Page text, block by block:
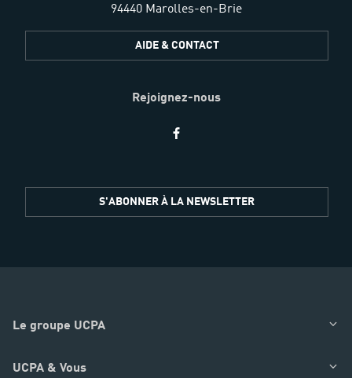
94440 Marolles-en-Brie
AIDE & CONTACT
Rejoignez-nous
informés
S'ABONNER À LA NEWSLETTER
Le groupe UCPA
UCPA & Vous